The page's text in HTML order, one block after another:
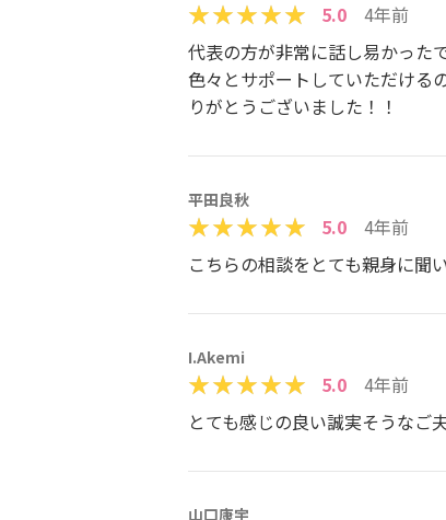
5.0
4年前
代表の方が非常に話し易かった
色々とサポートしていただける
りがとうございました！！
平田良秋
5.0
4年前
こちらの相談をとても親身に聞
I.Akemi
5.0
4年前
とても感じの良い誠実そうなご
山口康宇